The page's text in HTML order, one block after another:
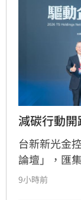
減碳行動
台新新光金
論壇」，匯
策、碳定價
9小時前